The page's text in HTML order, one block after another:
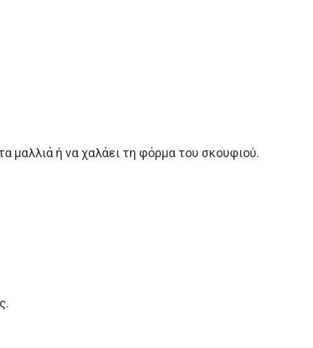
μαλλιά ή να χαλάει τη φόρμα του σκουφιού.